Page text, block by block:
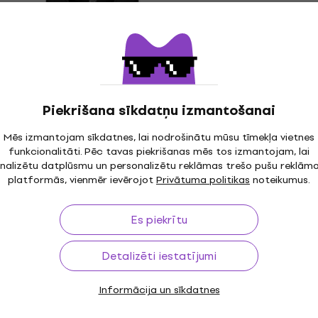
Piekrišana sīkdatņu izmantošanai
Mēs izmantojam sīkdatnes, lai nodrošinātu mūsu tīmekļa vietnes
funkcionalitāti. Pēc tavas piekrišanas mēs tos izmantojam, lai
datplūsmu un personalizētu reklāmas trešo pušu
platformās, vienmēr ievērojotPrivātuma politikasnoteikumus.
Es piekrītu
Detalizēti iestatījumi
Informācija un sīkdatnes
4 varianti
Rush Show of Hands
T-krekls
19,10 €22,10 €
- 14 %
Ir noliktavā
5 varianti
Rush Photo Stars